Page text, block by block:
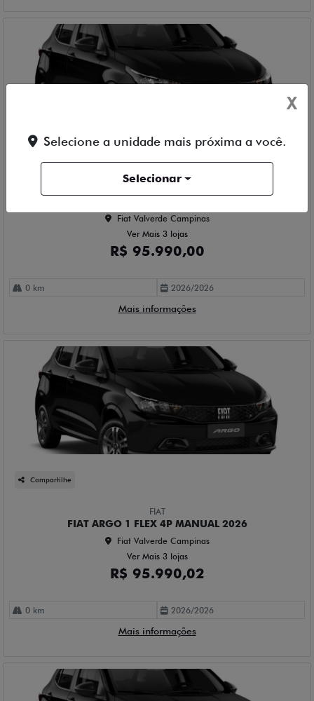
Compartilhe
FIAT ARGO 1 FLEX 4P MANUAL 2026
Fiat Valverde Campinas
Ver Mais 3 lojas
R$ 95.990,00
Mais informações
Fiat Valverde Campinas
Ver Mais 3 lojas
R$ 95.990,02
Mais informações
X
Selecione a unidade mais próxima a você.
Selecionar